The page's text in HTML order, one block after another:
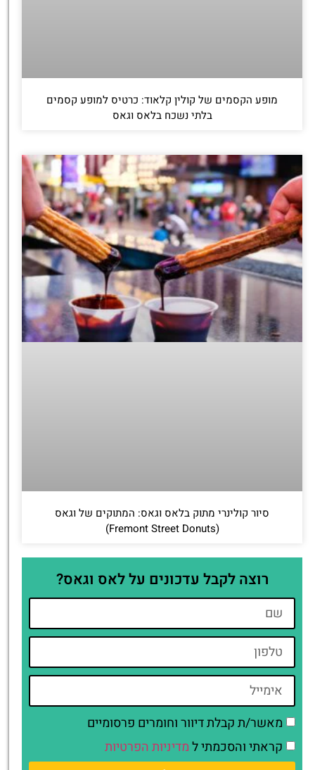
מופע הקסמים של קולין קלאוד: כרטיס למופע קסמים
בלתי נשכח בלאס וגאס
סיור קולינרי מתוק בלאס וגאס: המתוקים של וגאס
(Fremont Street Donuts)
רוצה לקבל עדכונים על לאס וגאס?
מאשר/ת קבלת דיוור וחומרים פרסומיים
קראתי והסכמתי למדיניות הפרטיות